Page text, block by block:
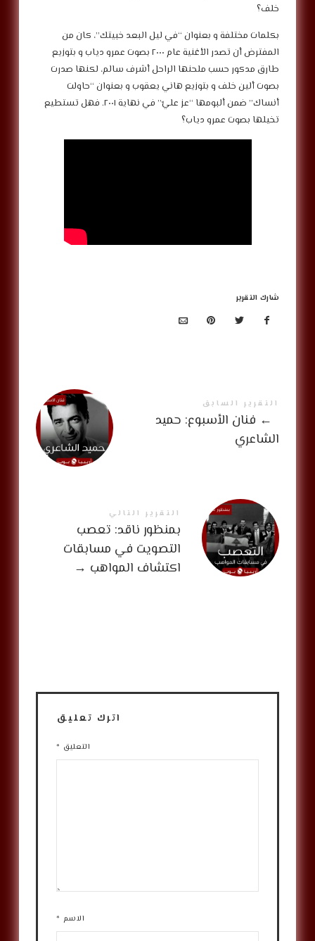
خلف؟
بكلمات مختلفة و بعنوان “في ليل البعد خبيتك”، كان من
المفترض أن تصدر الأغنية عام ٢٠٠٠ بصوت عمرو دياب و بتوزيع
طارق مدكور حسب ملحنها الراحل أشرف سالم، لكنها صدرت
بصوت ألين خلف و بتوزيع هاني يعقوب و بعنوان “حاولت
أنساك” ضمن ألبومها “عز عليّ” في نهاية ٢٠٠١. فهل تستطيع
تخيلها بصوت عمرو دياب؟
شارك التقرير
التقرير السابق
← فنان الأسبوع: حميد
الشاعري
التقرير التالي
بمنظور ناقد: تعصب
التصويت في مسابقات
اكتشاف المواهب →
اترك تعليق
التعليق *
الاسم *